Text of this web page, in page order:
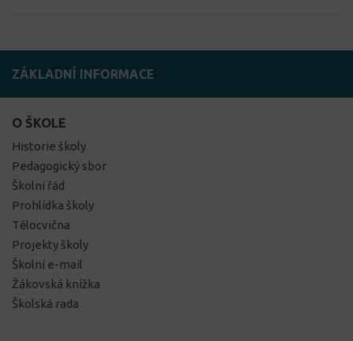
ZÁKLADNÍ INFORMACE
O ŠKOLE
Historie školy
Pedagogický sbor
Školní řád
Prohlídka školy
Tělocvična
Projekty školy
Školní e-mail
Žákovská knížka
Školská rada